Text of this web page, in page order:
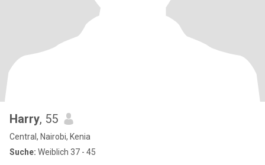
Harry, 55
Central, Nairobi, Kenia
Suche: Weiblich 37 - 45